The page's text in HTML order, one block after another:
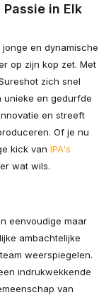
in Elk
en dynamische
op zijn kop zet. Met
zich snel
unieke en gedurfde
en streeft
Of je nu
kick van IPA's
wat wils.
eenvoudige maar
ambachtelijke
weerspiegelen.
indrukwekkende
van